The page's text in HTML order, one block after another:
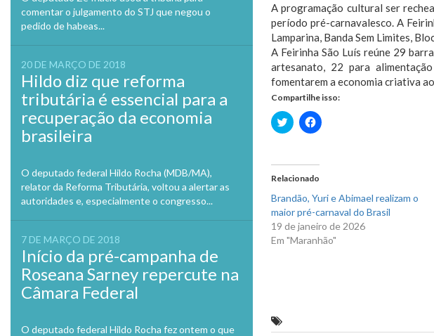
comentar o julgamento do STJ que negou o
pedido de habeas...
20 DE MARÇO DE 2018
Hildo diz que reforma
tributária é essencial para a
recuperação da economia
brasileira
O deputado federal Hildo Rocha (MDB/MA),
relator da Reforma Tributária, voltou a alertar as
autoridades e, especialmente o congresso...
7 DE MARÇO DE 2018
Início da pré-campanha de
Roseana Sarney repercute na
Câmara Federal
O deputado federal Hildo Rocha fez ontem o que
A programação cultural ser
período pré-carnavalesco. A
Lamparina, Banda Sem Limites,
A Feirinha São Luís reúne 29
artesanato, 22 para
fomentarem a economia criativa
Compartilhe isso:
Clique
para
em
nova
janela)
Clique
para
em
nova
janela)
Relacionado
Brandão, Yuri e Abimael realizam o
maior pré-carnaval do Brasil
19 de janeiro de 2026
Em "Maranhão"